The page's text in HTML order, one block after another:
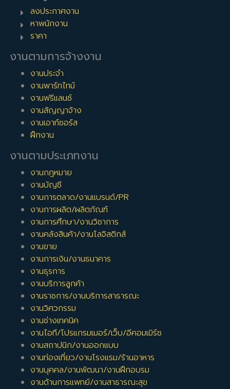
ลงประกาศงาน
หาพนักงาน
ราคา
งานตามการจ้างงาน
งานประจำ
งานพาร์ทไทม์
งานฟรีแลนซ์
งานสัญญาจ้าง
งานเอาท์ซอร์ส
ฝึกงาน
งานตามประเภทงาน
งานกฎหมาย
งานบัญชี
งานการตลาด/งานแบรนด์/PR
งานการผลิต/ผลิตภัณฑ์
งานการศึกษา/งานวิชาการ
งานคลังสินค้า/งานโลจิสติกส์
งานขาย
งานการเงิน/งานธนาคาร
งานธุรการ
งานบริการลูกค้า
งานราชการ/งานบริการสาธารณะ
งานวิศวกรรม
งานช่างเทคนิค
งานไอที/โปรแกรมเมอร์/เว็บ/อีคอมเมิร์ซ
งานสถาปนิก/งานออกแบบ
งานท่องเที่ยว/งานโรงแรม/ร้านอาหาร
งานบุคคล/งานพัฒนา/งานฝึกอบรม
งานด้านการแพทย์/งานสาธารณะสุข